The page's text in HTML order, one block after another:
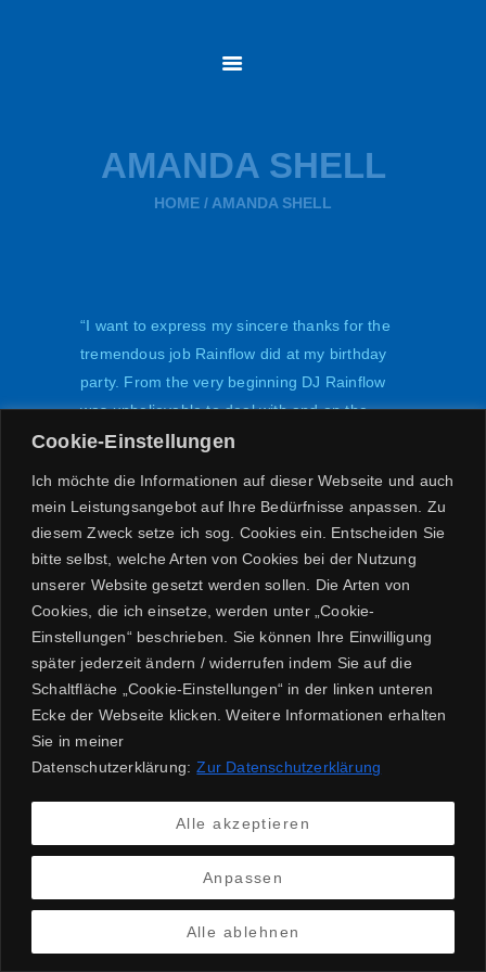
Cookie-Einstellungen
Ich möchte die Informationen auf dieser Webseite und auch
mein Leistungsangebot auf Ihre Bedürfnisse anpassen. Zu
diesem Zweck setze ich sog. Cookies ein. Entscheiden Sie
bitte selbst, welche Arten von Cookies bei der Nutzung
unserer Website gesetzt werden sollen. Die Arten von
Cookies, die ich einsetze, werden unter „Cookie-
Einstellungen“ beschrieben. Sie können Ihre Einwilligung
später jederzeit ändern / widerrufen indem Sie auf die
Schaltfläche „Cookie-Einstellungen“ in der linken unteren
Ecke der Webseite klicken. Weitere Informationen erhalten
Sie in meiner
Datenschutzerklärung: Zur Datenschutzerklärung
Anpassen
Alle ablehnen
Alle akzeptieren
AMANDA SHELL
HOME AMANDA SHELL
PARTYBAND
AGENTUR
“I want to express my sincere thanks for the
tremendous job Rainflow did at my birthday
party. From the very beginning DJ Rainflow
was unbelievable to deal with and on the
night itself I could not have asked for better.”
CATEGORIES:
DATENSCHUTZ
© 2026 Michael Wurst - Sänger & Moderator aus
Bochum